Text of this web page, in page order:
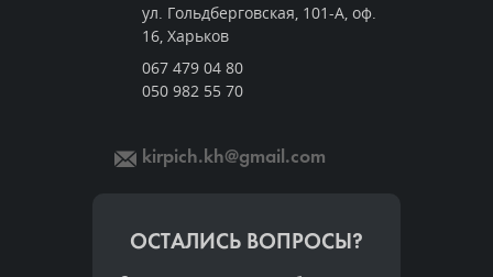
ул. Гольдберговская, 101-А, оф.
16, Харьков
067 479 04 80
050 982 55 70
kirpich.kh@gmail.com
ОСТАЛИСЬ ВОПРОСЫ?